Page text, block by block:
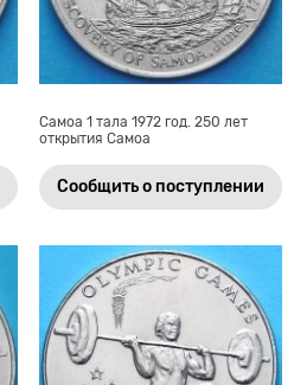
Самоа 1 тала 1972 год. 250 лет
открытия Самоа
Сообщить о поступлении